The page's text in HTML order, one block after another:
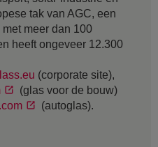
tak van AGC, een
meer dan 100
heeft ongeveer 12.300
(corporate site),
(glas voor de bouw)
(autoglas).